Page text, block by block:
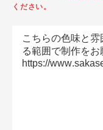
ください。